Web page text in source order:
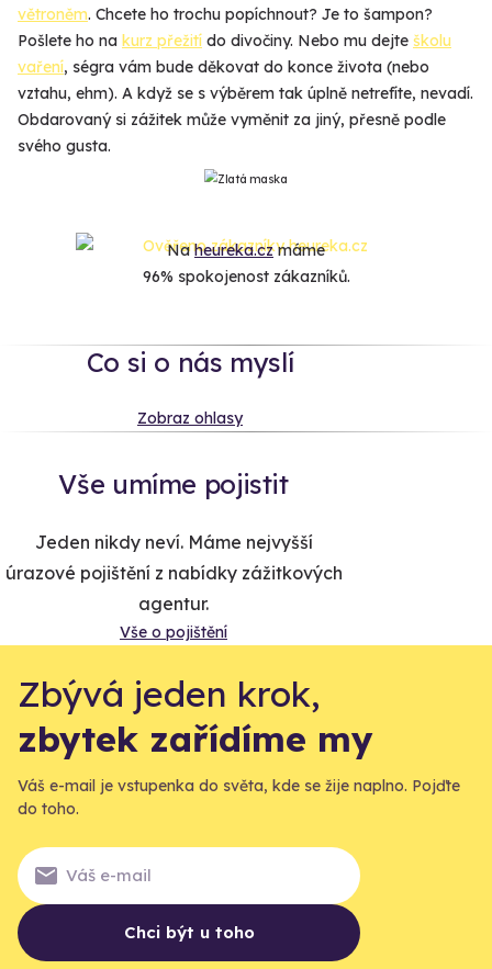
větroněm. Chcete ho trochu popíchnout? Je to šampon?
Pošlete ho na kurz přežití do divočiny. Nebo mu dejte školu
vaření, ségra vám bude děkovat do konce života (nebo
vztahu, ehm). A když se s výběrem tak úplně netrefíte, nevadí.
Obdarovaný si zážitek může vyměnit za jiný, přesně podle
svého gusta.
Naheureka.czmáme
96% spokojenost zákazníků.
Co si o nás myslí
Zobraz ohlasy
Vše umíme pojistit
Jeden nikdy neví. Máme nejvyšší
úrazové pojištění z nabídky zážitkových
agentur.
Vše o pojištění
Zbývá jeden krok,
zbytek zařídíme my
Váš e-mail je vstupenka do světa, kde se žije naplno. Pojďte
do toho.
Chci být u toho